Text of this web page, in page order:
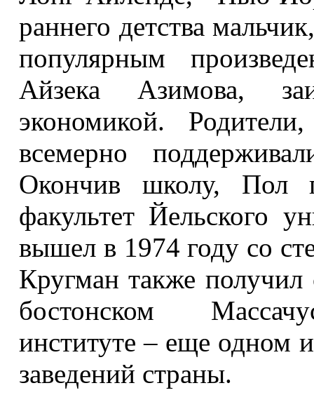
раннего детства
популярным
Айзека Азимова,
экономикой.
всемерно
Окончив школу, Пол
факультет Йельского
вышел в 1974 году со
Кругман также получил
бостонском
институте – еще одном
заведений страны.